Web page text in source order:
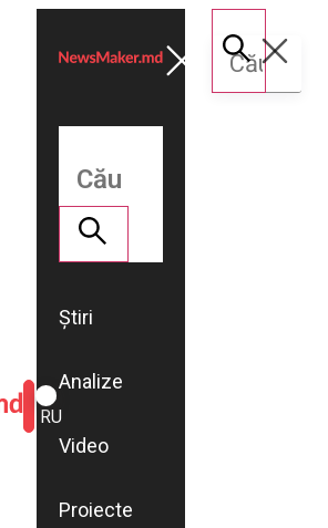
ROMÂNĂ
RU
Știri
Analize
Video
Proiecte